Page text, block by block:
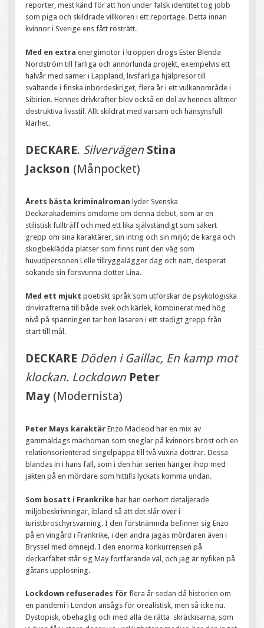
reporter, mest känd för att hon under falsk identitet tog jobb
som piga och skildrade villkoren i ett reportage. Detta innan
kvinnor i Sverige ens fått rösträtt.
Med en extraenergimotor i kroppen drogs Ester Blenda
Nordström till farliga och annorlunda projekt, exempelvis ett
halvår med samer i Lappland, livsfarliga hjälpresor till
svältande i finska inbördeskriget, flera år i ett vulkanområde i
Sibirien. Hennes drivkrafter blev också en del av hennes alltmer
destruktiva livsstil. Allt skildrat med varsam och hänsynsfull
klarhet.
DECKARE. Silvervägen Stina
Jackson (Månpocket)
Årets bästa kriminalroman lyder Svenska
Deckarakademins omdöme om denna debut, som är en
stilistisk fullträff och med ett lika självständigt som säkert
grepp om sina karaktärer, sin intrig och sin miljö; de karga och
skogbeklädda platser som finns runt den väg som
huvudpersonen Lelle tillryggalägger dag och natt, desperat
sökande sin försvunna dotter Lina.
Med ett mjukt poetiskt språk som utforskar de psykologiska
drivkrafterna till både svek och kärlek, kombinerat med hög
nivå på spänningen tar hon läsaren i ett stadigt grepp från
start till mål.
DECKARE Döden i Gaillac, En kamp mot
klockan. Lockdown Peter
May (Modernista)
Peter Mays karaktär Enzo Macleod har en mix av
gammaldags machoman som sneglar på kvinnors bröst och en
relationsorienterad singelpappa till två vuxna döttrar. Dessa
blandas in i hans fall, som i den här serien hänger ihop med
jakten på en mördare som hittills lyckats komma undan.
Som bosatt i Frankrike har han oerhört detaljerade
miljöbeskrivningar, ibland så att det slår över i
turistbroschyrsvarning. I den förstnämnda befinner sig Enzo
på en vingård i Frankrike, i den andra jagas mördaren även i
Bryssel med omnejd. I den enorma konkurrensen på
deckarfältet står sig May fortfarande väl, och jag är nyfiken på
gåtans upplösning.
Lockdown refuserades för flera år sedan då historien om
en pandemi i London ansågs för orealistisk, men så icke nu.
Dystopisk, obehaglig och med alla de rätta skräckisarna, som